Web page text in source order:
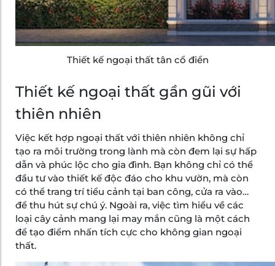
Thiết kế ngoại thất tân cổ điển
Thiết kế ngoại thất gần gũi với
thiên nhiên
Việc kết hợp ngoại thất với thiên nhiên không chỉ
tạo ra môi trường trong lành mà còn đem lại sự hấp
dẫn và phúc lộc cho gia đình. Bạn không chỉ có thể
đầu tư vào thiết kế độc đáo cho khu vườn, mà còn
có thể trang trí tiểu cảnh tại ban công, cửa ra vào…
để thu hút sự chú ý. Ngoài ra, việc tìm hiểu về các
loại cây cảnh mang lại may mắn cũng là một cách
để tạo điểm nhấn tích cực cho không gian ngoại
thất.